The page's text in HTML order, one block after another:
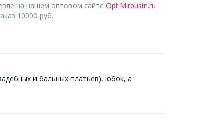
на нашем оптовом сайте Opt.Mirbusin.ru
10000 руб.
и бальных платьев), юбок, а